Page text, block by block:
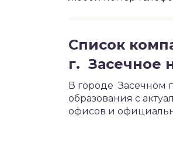
Список
г. Засечное
В городе Засечном
образования с
офисов и